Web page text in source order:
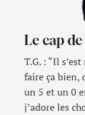
Le cap
T.G. : “Il
faire ça bien,
un 5 et un 0
j’adore les